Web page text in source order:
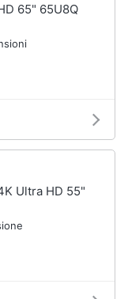
65" 65U8Q
Ultra HD 55"